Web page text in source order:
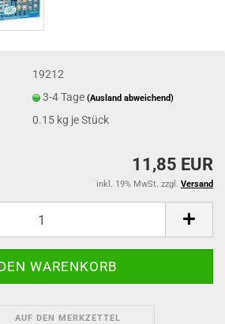
19212
3-4 Tage(Ausland abweichend)
0.15 kg je Stück
11,85 EUR
inkl. 19% MwSt. zzgl. Versand
AUF DEN MERKZETTEL